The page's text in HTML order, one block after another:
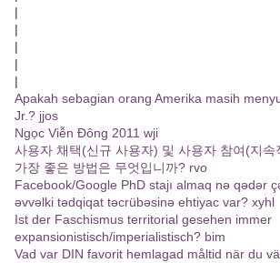
|
|
|
|
|
Apakah sebagian orang Amerika masih
Jr.? jjos
Ngọc Viễn Đông 2011 wji
사용자 채택(신규 사용자) 및 사용자 참여(지속
가장 좋은 방법은 무엇입니까? rvo
Facebook/Google PhD stajı almaq nə qədər
əvvəlki tədqiqat təcrübəsinə ehtiyac var? xyhl
Ist der Faschismus territorial gesehen immer
expansionistisch/imperialistisch? bim
Vad var DIN favorit hemlagad måltid när du